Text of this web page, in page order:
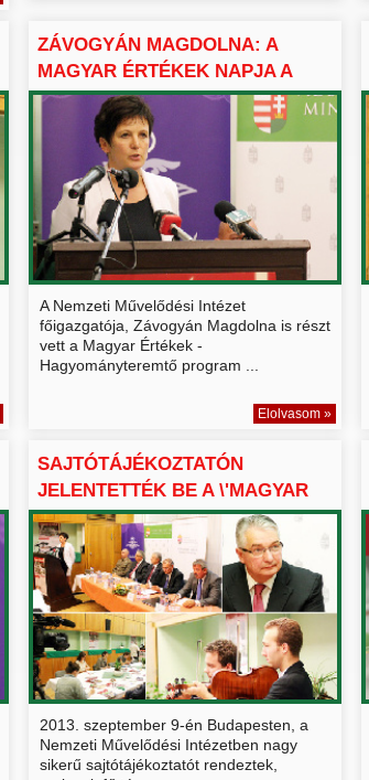
ZÁVOGYÁN MAGDOLNA: A
MAGYAR ÉRTÉKEK NAPJA A
JÖVŐ...
A Nemzeti Művelődési Intézet
főigazgatója, Závogyán Magdolna is részt
vett a Magyar Értékek -
Hagyományteremtő program ...
Elolvasom »
SAJTÓTÁJÉKOZTATÓN
JELENTETTÉK BE A \'MAGYAR
ÉRTÉ...
2013. szeptember 9-én Budapesten, a
Nemzeti Művelődési Intézetben nagy
sikerű sajtótájékoztatót rendeztek,